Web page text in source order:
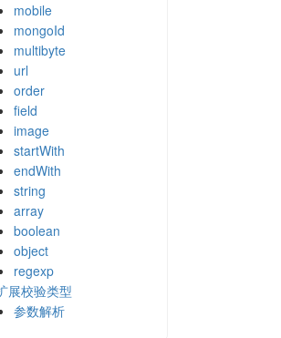
mobile
mongoId
multibyte
url
order
field
image
startWith
endWith
string
array
boolean
object
regexp
展校验类型
参数解析